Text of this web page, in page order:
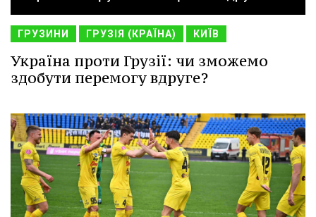
ГРУЗИНИ ГРУЗІЯ (КРАЇНА) КИЇВ
Україна проти Грузії: чи зможемо
здобути перемогу вдруге?